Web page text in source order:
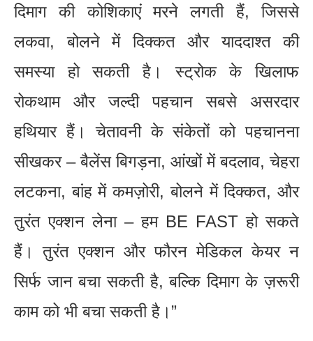
दिमाग की कोशिकाएं मरने लगती हैं, जिससे
लकवा, बोलने में दिक्कत और याददाश्त की
समस्या हो सकती है। स्ट्रोक के खिलाफ
रोकथाम और जल्दी पहचान सबसे असरदार
हथियार हैं। चेतावनी के संकेतों को पहचानना
सीखकर – बैलेंस बिगड़ना, आंखों में बदलाव, चेहरा
लटकना, बांह में कमज़ोरी, बोलने में दिक्कत, और
तुरंत एक्शन लेना – हम BE FAST हो सकते
हैं। तुरंत एक्शन और फौरन मेडिकल केयर न
सिर्फ जान बचा सकती है, बल्कि दिमाग के ज़रूरी
काम को भी बचा सकती है।”